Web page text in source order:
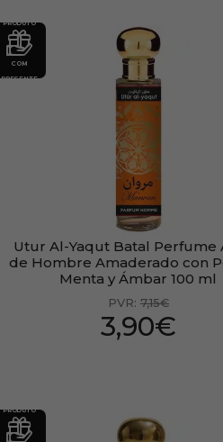
PRODUTO
COM
PRESENTE
Utur Al-Yaqut Batal Perfume
de Hombre Amaderado con
Menta y Ámbar 100 ml
PVR: 7,15€
3,90€
PRODUTO